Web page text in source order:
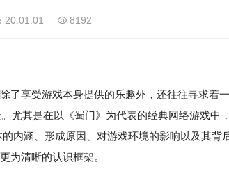
20:01:01 8192
享受游戏本身提供的乐趣外，还往往寻求着
尤其是在以《蜀门》为代表的经典网络游戏中
的内涵、形成原因、对游戏环境的影响以及其背
为清晰的认识框架。